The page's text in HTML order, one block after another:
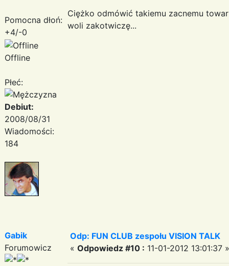
Pomocna dłoń:
+4/-0
Offline
Płeć:
Debiut:
2008/08/31
Wiadomości:
184
Ciężko odmówić takiemu zacnemu
woli zakotwiczę...
Gabik
Forumowicz
Odp: FUN CLUB zespołu VISION TALK
« Odpowiedz #10 : 11-01-2012 13:01:37 »